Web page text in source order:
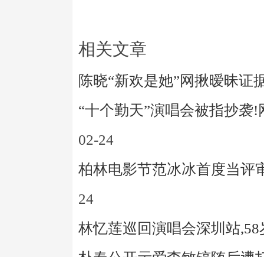
相关文章
陈晓“新欢是她”网揪暧昧证
“十个勤天”演唱会被指抄
02-24
柏林电影节范冰冰首度当评
24
林忆莲巡回演唱会深圳站